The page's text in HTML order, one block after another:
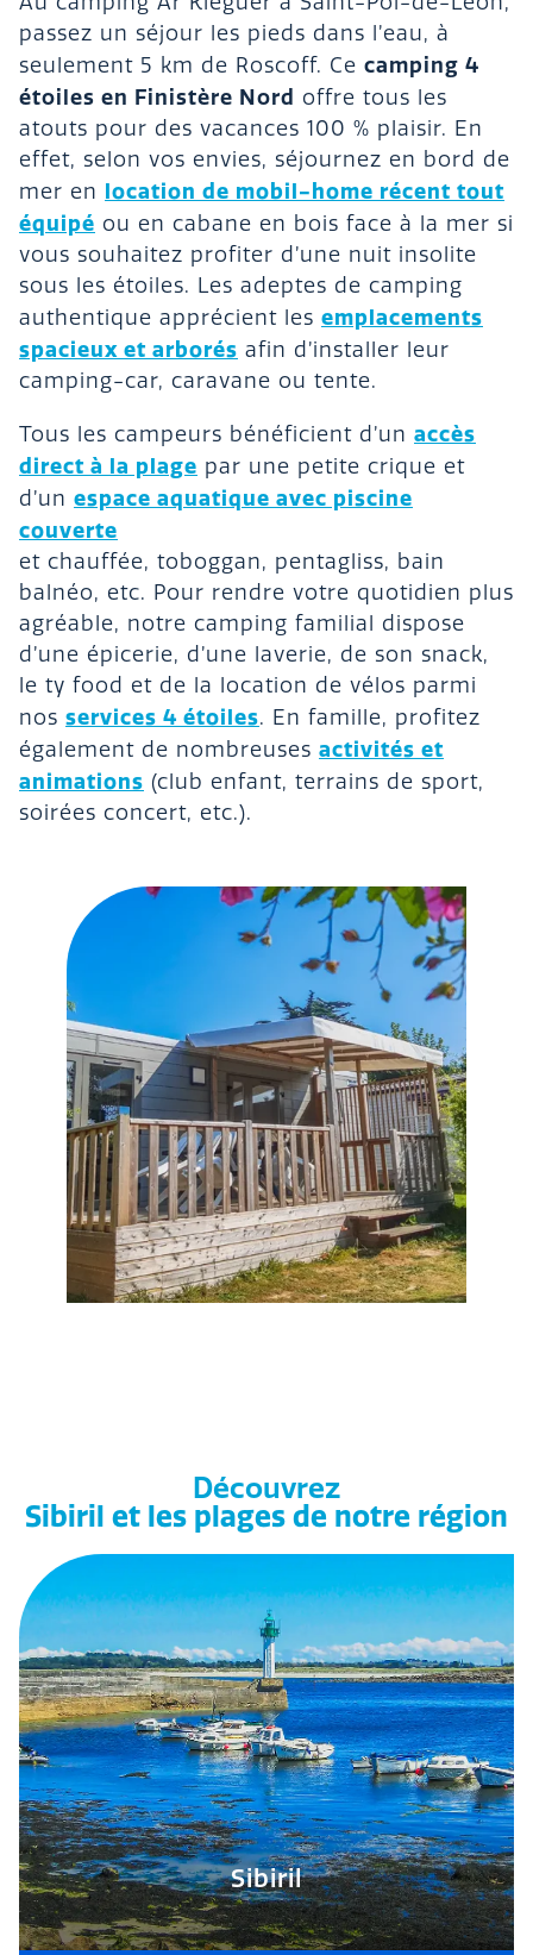
passez un séjour les pieds dans l’eau, à
seulement 5 km de Roscoff. Ce camping 4
étoiles en Finistère Nord offre tous les
atouts pour des vacances 100 % plaisir. En
effet, selon vos envies, séjournez en bord de
mer en location de mobil-home récent tout
équipé ou en cabane en bois face à la mer si
vous souhaitez profiter d’une nuit insolite
sous les étoiles. Les adeptes de camping
authentique apprécient les emplacements
spacieux et arborés afin d’installer leur
camping-car, caravane ou tente.
Tous les campeurs bénéficient d’un accès
direct à la plage par une petite crique et
d’un espace aquatique avec piscine
couverte
et chauffée, toboggan, pentagliss, bain
balnéo, etc. Pour rendre votre quotidien plus
agréable, notre camping familial dispose
d’une épicerie, d’une laverie, de son snack,
le ty food et de la location de vélos parmi
nos services 4 étoiles. En famille, profitez
également de nombreuses activités et
animations (club enfant, terrains de sport,
soirées concert, etc.).
Découvrez
Sibiril et les plages de notre région
Sibiril